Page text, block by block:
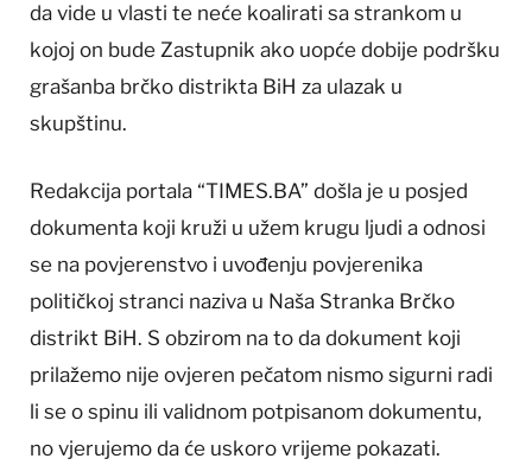
da vide u vlasti te neće koalirati sa strankom u
kojoj on bude Zastupnik ako uopće dobije podršku
grašanba brčko distrikta BiH za ulazak u
skupštinu.
Redakcija portala “TIMES.BA” došla je u posjed
dokumenta koji kruži u užem krugu ljudi a odnosi
se na povjerenstvo i uvođenju povjerenika
političkoj stranci naziva u Naša Stranka Brčko
distrikt BiH. S obzirom na to da dokument koji
prilažemo nije ovjeren pečatom nismo sigurni radi
li se o spinu ili validnom potpisanom dokumentu,
no vjerujemo da će uskoro vrijeme pokazati.